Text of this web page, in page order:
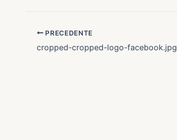
PRECEDENTE
cropped-cropped-logo-facebook.jpg